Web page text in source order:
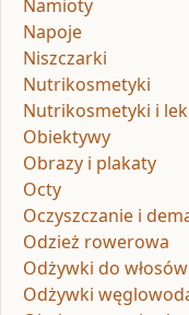
Namioty
Napoje
Niszczarki
Nutrikosmetyki
Nutrikosmetyki i
Obiektywy
Obrazy i plakaty
Octy
Oczyszczanie i
Odzież rowerowa
Odżywki do włosów
Odżywki